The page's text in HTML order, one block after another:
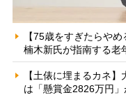
【75歳をすぎたらや
楠木新氏が指南する老
【土俵に埋まるカネ
は「懸賞金2826万円